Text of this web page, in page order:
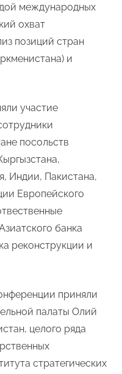
международных
охват
позиций стран
и
участие
посольств
Индии, Пакистана,
Европейского
банка
реконструкции и
приняли
палаты Олий
целого ряда
стратегических